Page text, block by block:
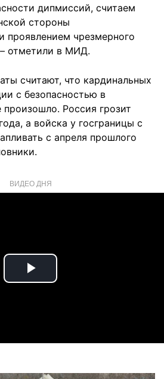
дипмиссий, считаем
стороны
проявлением чрезмерного
отметили в МИД.
считают, что кардинальных
с безопасностью в
произошло. Россия грозит
а войска у госграницы с
с апреля прошлого
ВИДЕО ДНЯ
Play